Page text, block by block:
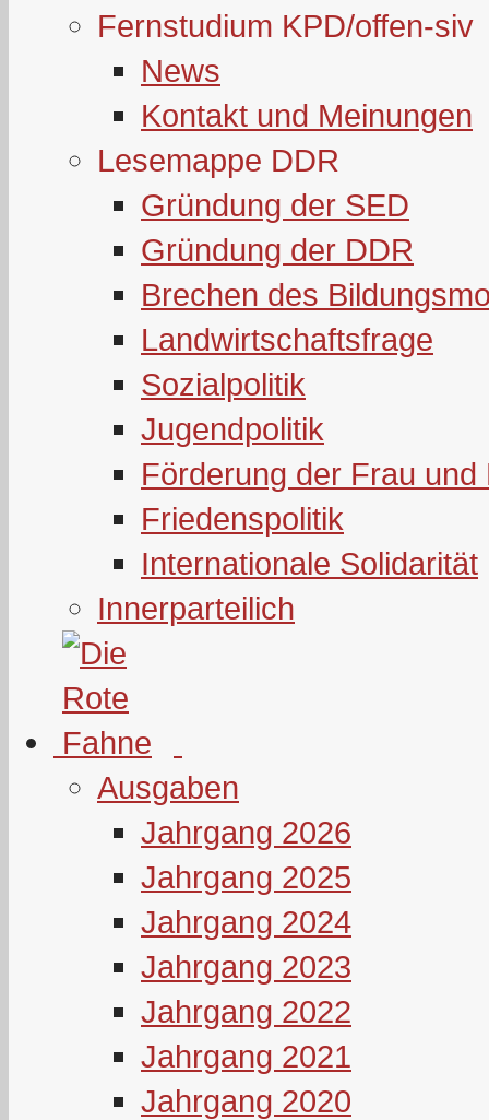
Fernstudium KPD/offen-siv
News
Kontakt und Meinungen
Lesemappe DDR
Gründung der SED
Gründung der DDR
Brechen des
Landwirtschaftsfrage
Sozialpolitik
Jugendpolitik
Förderung der Frau und
Friedenspolitik
Internationale Solidarität
Innerparteilich
Ausgaben
Jahrgang 2026
Jahrgang 2025
Jahrgang 2024
Jahrgang 2023
Jahrgang 2022
Jahrgang 2021
Jahrgang 2020